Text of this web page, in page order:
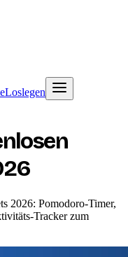
Loslegen
2026: Pomodoro-Timer,
Tracker zum